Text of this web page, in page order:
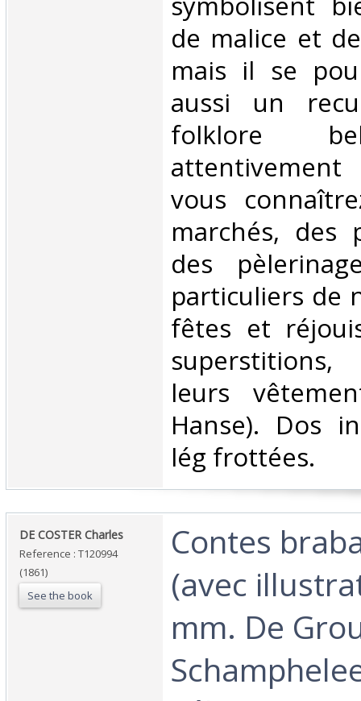
de malice et
mais il se
aussi un
folklore
vous
marchés, des
des
particuliers de
fêtes et
leurs
Hanse). Dos
lég frottées. ‎
‎DE COSTER Charles‎
Reference : T120994
(1861)
See the book
‎Contes
(avec
mm. De